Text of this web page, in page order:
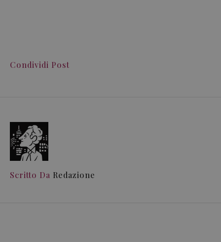
Condividi Post
Scritto Da Redazione